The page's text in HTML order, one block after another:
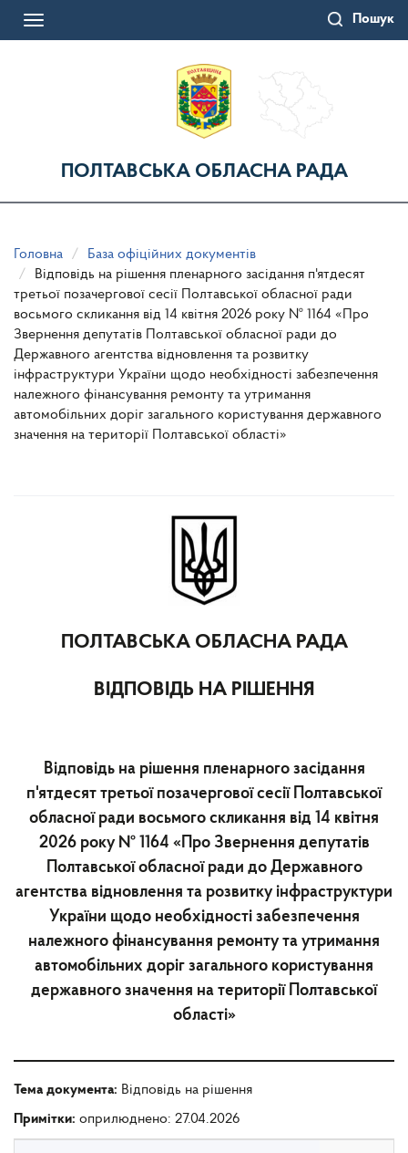
Пошук
Toggle
ПОЛТАВСЬКА ОБЛАСНА РАДА
Головна
База офіційних документів
Відповідь на рішення пленарного засідання п'ятдесят
третьої позачергової сесії Полтавської обласної ради
восьмого скликання від 14 квітня 2026 року № 1164 «Про
Звернення депутатів Полтавської обласної ради до
Державного агентства відновлення та розвитку
інфраструктури України щодо необхідності забезпечення
належного фінансування ремонту та утримання
автомобільних доріг загального користування державного
значення на території Полтавської області»
ПОЛТАВСЬКА ОБЛАСНА РАДА
ВІДПОВІДЬ НА РІШЕННЯ
Відповідь на рішення пленарного засідання
п'ятдесят третьої позачергової сесії Полтавської
обласної ради восьмого скликання від 14 квітня
2026 року № 1164 «Про Звернення депутатів
Полтавської обласної ради до Державного
агентства відновлення та розвитку інфраструктури
України щодо необхідності забезпечення
належного фінансування ремонту та утримання
автомобільних доріг загального користування
державного значення на території Полтавської
області»
Тема документа: Відповідь на рішення
Примітки: оприлюднено: 27.04.2026